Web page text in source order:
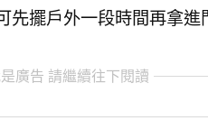
擺戶外一段時間再拿進
廣告 請繼續往下閱讀